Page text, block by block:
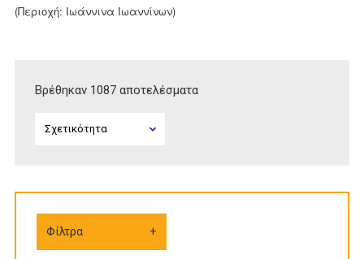
(Περιοχή: Ιωάννινα Ιωαννίνων)
Βρέθηκαν 1087 αποτελέσματα
Φίλτρα